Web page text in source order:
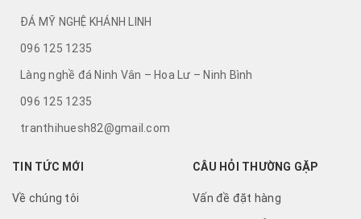
ĐÁ MỸ NGHỆ KHÁNH LINH
096 125 1235
Làng nghề đá Ninh Vân – Hoa Lư – Ninh Bình
096 125 1235
tranthihuesh82@gmail.com
TIN TỨC MỚI
Về chúng tôi
CÂU HỎI THƯỜNG GẶP
Vấn đề đặt hàng